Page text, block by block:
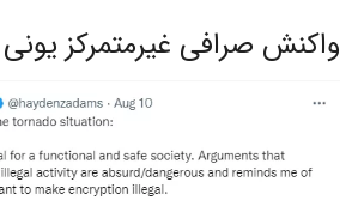
واکنش صرافی غیرمتمرکز